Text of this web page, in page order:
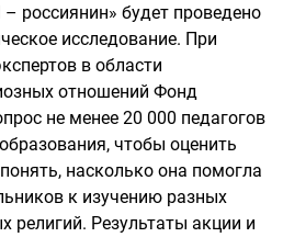
россиянин» будет проведено
исследование. При
в области
отношений Фонд
не менее 20 000 педагогов
чтобы оценить
насколько она помогла
к изучению разных
религий. Результаты акции и